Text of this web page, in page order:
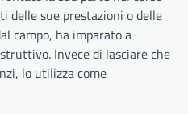
delle sue prestazioni o delle
campo, ha imparato a
Invece di lasciare che
lo utilizza come